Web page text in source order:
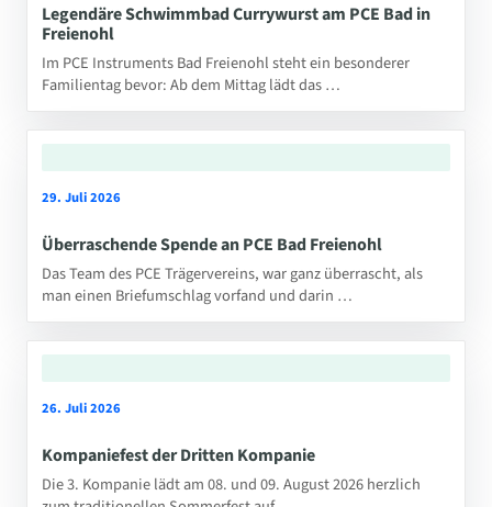
Legendäre Schwimmbad Currywurst am PCE Bad in
Freienohl
Im PCE Instruments Bad Freienohl steht ein besonderer
Familientag bevor: Ab dem Mittag lädt das …
29. Juli 2026
Überraschende Spende an PCE Bad Freienohl
Das Team des PCE Trägervereins, war ganz überrascht, als
man einen Briefumschlag vorfand und darin …
26. Juli 2026
Kompaniefest der Dritten Kompanie
Die 3. Kompanie lädt am 08. und 09. August 2026 herzlich